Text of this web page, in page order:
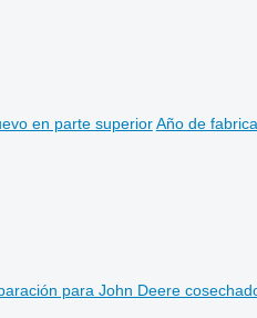
en parte superior Año de
para John Deere